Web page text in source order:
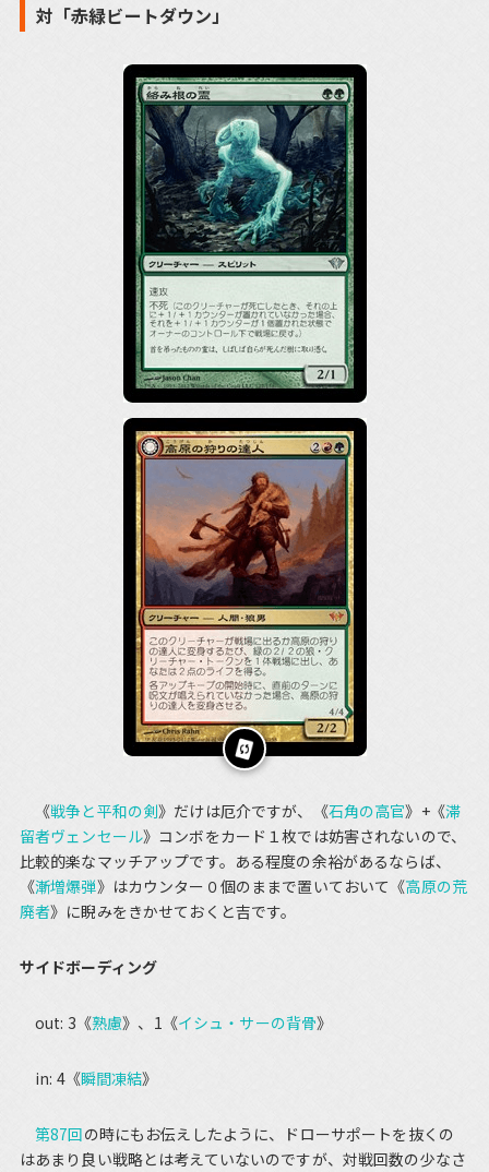
対「赤緑ビートダウン」
《戦争と平和の剣》だけは厄介ですが、《石角の高官》+《滞
留者ヴェンセール》コンボをカード１枚では妨害されないので、
比較的楽なマッチアップです。ある程度の余裕があるならば、
《漸増爆弾》はカウンター０個のままで置いておいて《高原の荒
廃者》に睨みをきかせておくと吉です。
サイドボーディング
out: 3《熟慮》、1《イシュ・サーの背骨》
in: 4《瞬間凍結》
第87回の時にもお伝えしたように、ドローサポートを抜くの
はあまり良い戦略とは考えていないのですが、対戦回数の少なさ